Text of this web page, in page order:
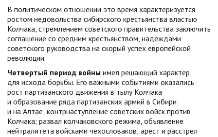
В политическом отношении это время характеризуется
ростом недовольства сибирского крестьянства властью
Колчака, стремлением советского правительства заключить
соглашение со средним крестьянством, надеждами
советского руководства на скорый успех европейской
революции.
Четвертый период войны имел решающий характер
для исхода борьбы. Его важными событиями оказались
рост партизанского движения в тылу Колчака
и образование ряда партизанских армий в Сибири
и на Алтае; контрнаступление советских войск против
Колчака; развал колчаковского режима, объявление
нейтралитета войсками чехословаков; арест и расстрел